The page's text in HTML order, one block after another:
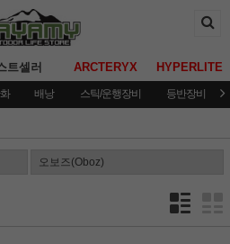
트셀러 ARCTERYX HYPERLITE
배낭 스틱/운행장비 등반장비